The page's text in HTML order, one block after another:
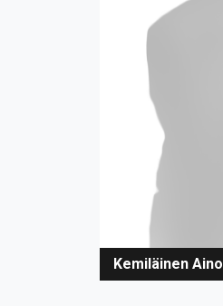
Kemiläinen Aino